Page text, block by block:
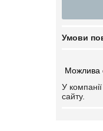
У
сайту.